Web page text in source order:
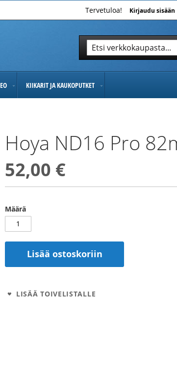
Tervetuloa! Kirjaudu sisään
Hae
KIIKARIT JA KAUKOPUTKET
Hoya ND16 Pro
52,00 €
Määrä
Lisää ostoskoriin
LISÄÄ TOIVELISTALLE